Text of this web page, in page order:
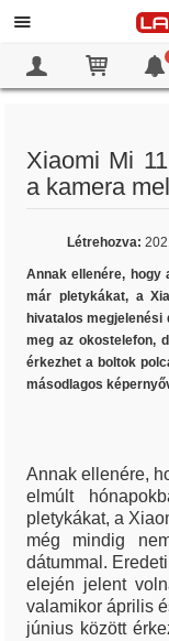
Xiaomi Mi
a kamera
Létrehozva:
Annak ellenére, hogy
már pletykákat, a
hivatalos megjelenési
meg az okostelefon,
érkezhet a boltok
másodlagos
Annak ellenére,
elmúlt
pletykákat, a
még mindig
dátummal.
elején jelent
valamikor április
június között